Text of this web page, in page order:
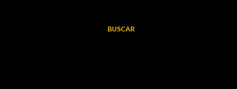
BUSCAR